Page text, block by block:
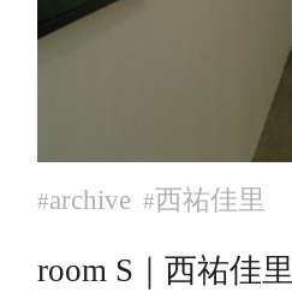
#archive #西祐佳里
room S｜西祐佳里